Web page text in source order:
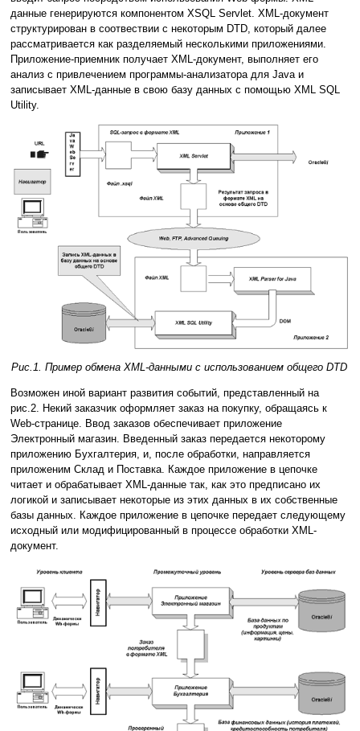
данные генерируются компонентом XSQL Servlet. XML-документ
структурирован в соотвествии с некоторым DTD, который далее
рассматривается как разделяемый несколькими приложениями.
Приложение-приемник получает XML-документ, выполняет его
анализ с привлечением программы-анализатора для Java и
записывает XML-данные в свою базу данных с помощью XML SQL
Utility.
Рис.1. Пример обмена XML-данными с использованием общего DTD
Возможен иной вариант развития событий, представленный на
рис.2. Некий заказчик оформляет заказ на покупку, обращаясь к
Web-странице. Ввод заказов обеспечивает приложение
Электронный магазин. Введенный заказ передается некоторому
приложению Бухгалтерия, и, после обработки, направляется
приложеним Склад и Поставка. Каждое приложение в цепочке
читает и обрабатывает XML-данные так, как это предписано их
логикой и записывает некоторые из этих данных в их собственные
базы данных. Каждое приложение в цепочке передает следующему
исходный или модифицированный в процессе обработки XML-
документ.